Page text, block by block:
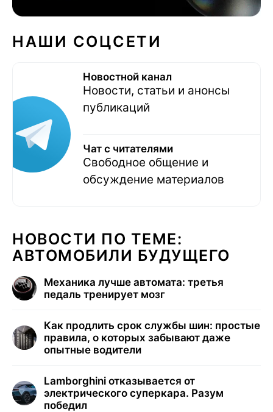
НАШИ СОЦСЕТИ
Новостной канал
Новости, статьи и анонсы
публикаций
Чат с читателями
Свободное общение и
обсуждение материалов
НОВОСТИ ПО ТЕМЕ:
АВТОМОБИЛИ БУДУЩЕГО
Механика лучше автомата: третья
педаль тренирует мозг
Как продлить срок службы шин: простые
правила, о которых забывают даже
опытные водители
Lamborghini отказывается от
электрического суперкара. Разум
победил